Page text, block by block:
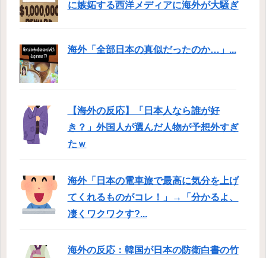
に嫉妬する西洋メディアに海外が大騒ぎ
海外「全部日本の真似だったのか…」...
【海外の反応】「日本人なら誰が好
き？」外国人が選んだ人物が予想外すぎ
たｗ
海外「日本の電車旅で最高に気分を上げ
てくれるものがコレ！」→「分かるよ、
凄くワクワクす?...
海外の反応：韓国が日本の防衛白書の竹